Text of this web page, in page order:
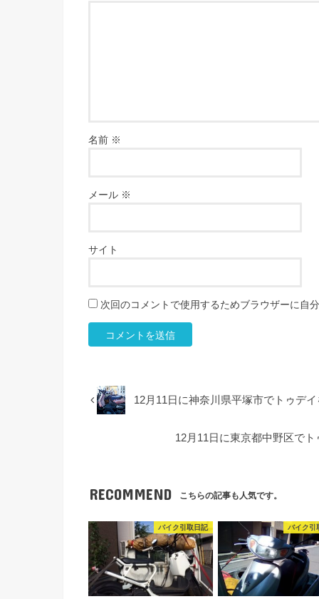
名前 ※
メール ※
サイト
次回のコメントで使用するためブラウザーに自
12月11日に神奈川県平塚市でトゥデ
12月11日に東京都中野区で
RECOMMEND こちらの記事も人気です。
バイク引取日記 バイク引